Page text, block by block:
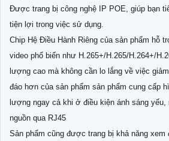
Được trang bị công nghệ IP POE, giúp bạn
tiện lợi trong việc sử dụng.
Chip Hệ Điều Hành Riêng của sản phẩm hỗ
video phổ biến như H.265+/H.265/H.264+/
lượng cao mà không cần lo lắng về việc
đáo hơn của sản phẩm sản phẩm cung cấp
lượng ngay cả khi ở điều kiện ánh sáng
nguồn qua RJ45
Sản phẩm cũng được trang bị khả năng